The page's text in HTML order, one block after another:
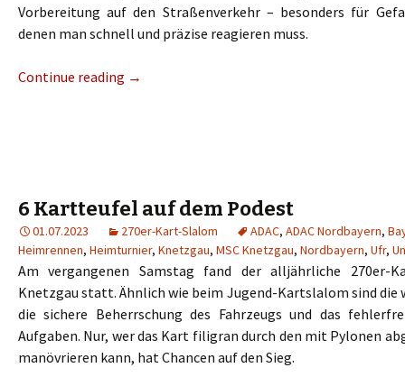
Vorbereitung auf den Straßenverkehr – besonders für
denen man schnell und präzise reagieren muss.
Continue reading →
6 Kartteufel auf dem Podest
01.07.2023 270er-Kart-Slalom ADAC, ADAC Nordbayern,
Heimrennen, Heimturnier, Knetzgau, MSC Knetzgau, Nordbayern, Ufr,
Am vergangenen Samstag fand der alljährliche 270er-
Knetzgau statt. Ähnlich wie beim Jugend-Kartslalom sind die
die sichere Beherrschung des Fahrzeugs und das
Aufgaben. Nur, wer das Kart filigran durch den mit Pylonen
manövrieren kann, hat Chancen auf den Sieg.